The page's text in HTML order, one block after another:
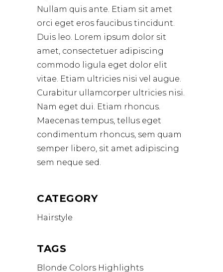
Nullam quis ante. Etiam sit amet
orci eget eros faucibus tincidunt.
Duis leo. Lorem ipsum dolor sit
amet, consectetuer adipiscing
commodo ligula eget dolor elit
vitae. Etiam ultricies nisi vel augue.
Curabitur ullamcorper ultricies nisi.
Nam eget dui. Etiam rhoncus.
Maecenas tempus, tellus eget
condimentum rhoncus, sem quam
semper libero, sit amet adipiscing
sem neque sed.
CATEGORY
Hairstyle
TAGS
Blonde Colors Highlights